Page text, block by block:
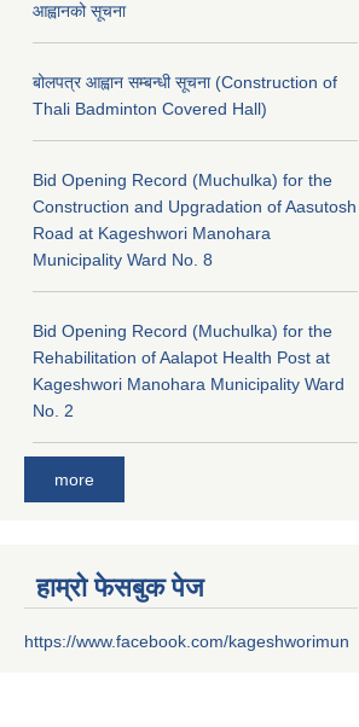
आह्वानको सूचना
बोलपत्र आह्वान सम्बन्धी सूचना (Construction of
Thali Badminton Covered Hall)
Bid Opening Record (Muchulka) for the
Construction and Upgradation of Aasutosh
Road at Kageshwori Manohara
Municipality Ward No. 8
Bid Opening Record (Muchulka) for the
Rehabilitation of Aalapot Health Post at
Kageshwori Manohara Municipality Ward
No. 2
more
हाम्रो फेसबुक पेज
https://www.facebook.com/kageshworimun